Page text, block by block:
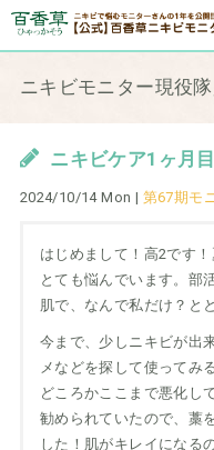
ニキビモニター現役
ニキビケア1ヶ月
2024/10/14 Mon | 第67期モ
はじめまして！高2です
とても悩んでいます。部
肌で、なんで私だけ？と
今まで、少しニキビが出
メなどを探して使ってみ
どころかここまで悪化し
勧められていたので、藁
した！肌がキレイになる